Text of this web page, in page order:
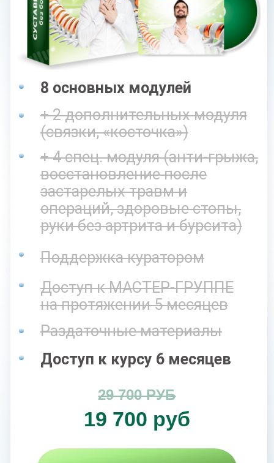
С КУРАТОРОМ
8 основных модулей
(связки, «косточка»)
+ 4 спец. модуля (анти-
грыжа, восстановление
после застарелых травм и
операций, здоровые стопы,
руки без артрита и бурсита)
Доступ к курсу 9 месяцев
Раздаточные материалы
Доступ к МАСТЕР-ГРУППЕ